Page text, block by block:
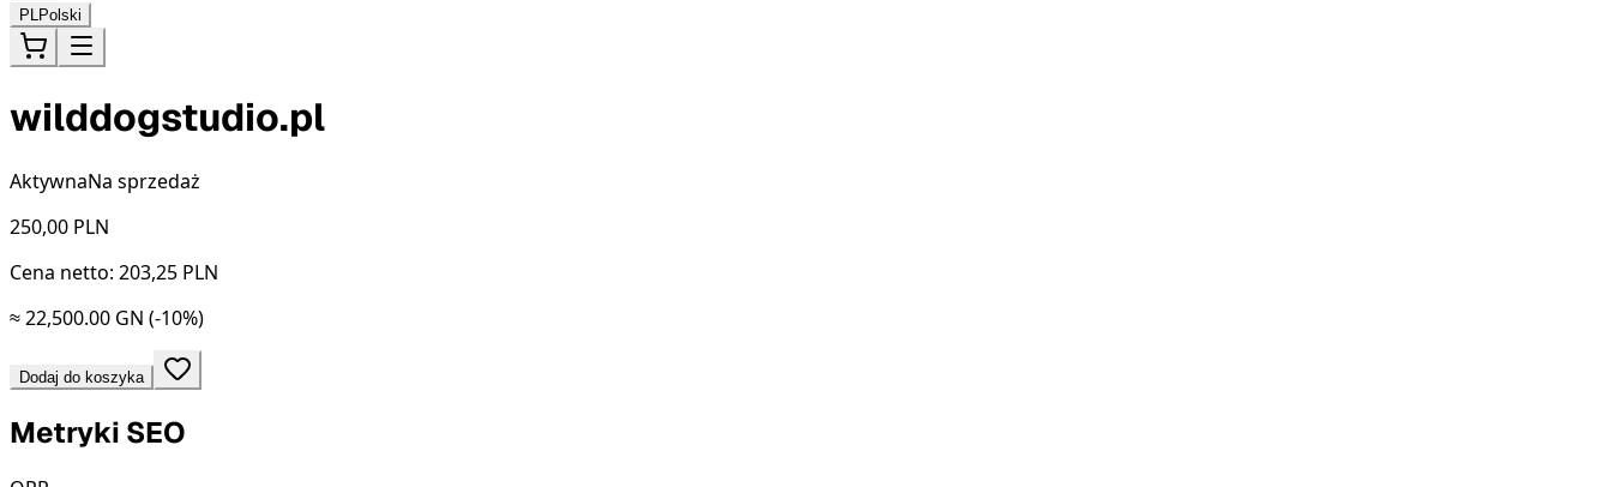
PLPolski
wilddogstudio.pl
AktywnaNa sprzedaż
250,00 PLN
Cena netto: 203,25 PLN
≈ 22,500.00 GN (-10%)
Dodaj do koszyka
Metryki SEO